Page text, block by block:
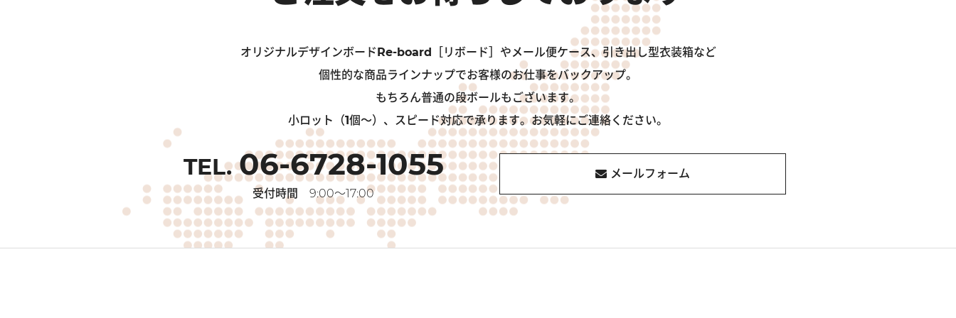
オリジナルデザインボードRe-board［リボード］やメール便ケース、引き出し型衣装箱など
個性的な商品ラインナップでお客様のお仕事をバックアップ。
もちろん普通の段ボールもございます。
小ロット（1個～）、スピード対応で承ります。お気軽にご連絡ください。
06-6728-1055
受付時間 9:00～17:00
メールフォーム